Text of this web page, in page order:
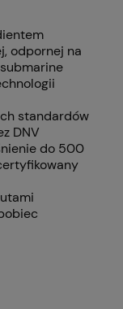
odpornej na
standardów
DNV
do 500